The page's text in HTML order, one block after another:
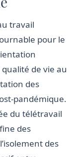
travail
pour le
de vie au
des
pandémique.
du télétravail
des
des